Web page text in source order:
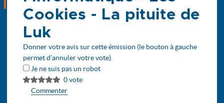
Cookies - La pituite de
Luk
Donner votre avis sur cette émission (le bouton à gauche
permet d’annuler votre vote).
Je ne suis pas un robot
0 vote
Commenter